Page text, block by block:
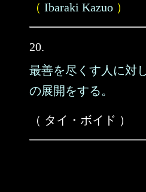
（ Ibaraki Kazuo ）
20.
最善を尽くす人に対
の展開をする。
（ タイ・ボイド ）